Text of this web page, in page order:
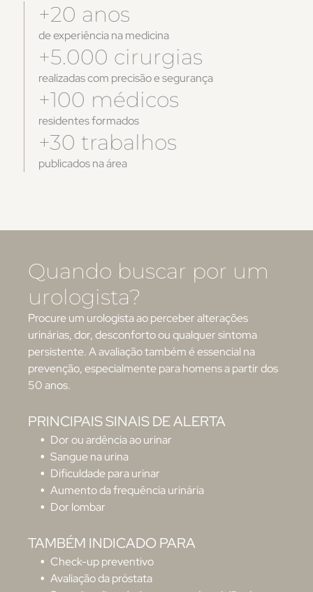
+20 anos
de experiência na medicina
+5.000 cirurgias
realizadas com precisão e segurança
+100 médicos
residentes formados
+30 trabalhos
publicados na área
Quando buscar por um
urologista?
Procure um urologista ao perceber alterações
urinárias, dor, desconforto ou qualquer sintoma
persistente. A avaliação também é essencial na
prevenção, especialmente para homens a partir dos
50 anos.
PRINCIPAIS SINAIS DE ALERTA
Dor ou ardência ao urinar
Sangue na urina
Dificuldade para urinar
Aumento da frequência urinária
Dor lombar
TAMBÉM INDICADO PARA
Check-up preventivo
Avaliação da próstata